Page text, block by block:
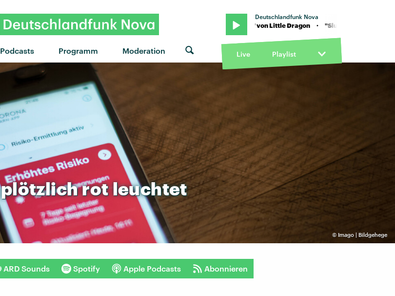
Podcasts Programm Moderation
Deutschlandfunk Nova
"Slugs Of Love" von Little Dragon · "Slugs Of Love" von Little Dragon · "Slugs Of Love" von Little Dragon
Live Playlist
© Imago | Bildgehege
plötzlichrotleuchtet
ARD Sounds Spotify Apple Podcasts Abonnieren